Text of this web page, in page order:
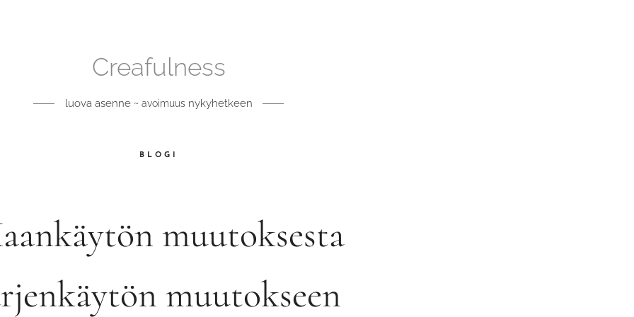
Creafulness
luova asenne ~ avoimuusnykyhetkeen
BLOGI
muutoksesta
muutokseen